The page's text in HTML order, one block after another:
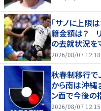
「サノに上限
籍金額は？
の去就状況を
のになる」
2026/08/07 12:18
秋春制移行で
から南は沖縄
ン面で今後
2026/08/07 12:15